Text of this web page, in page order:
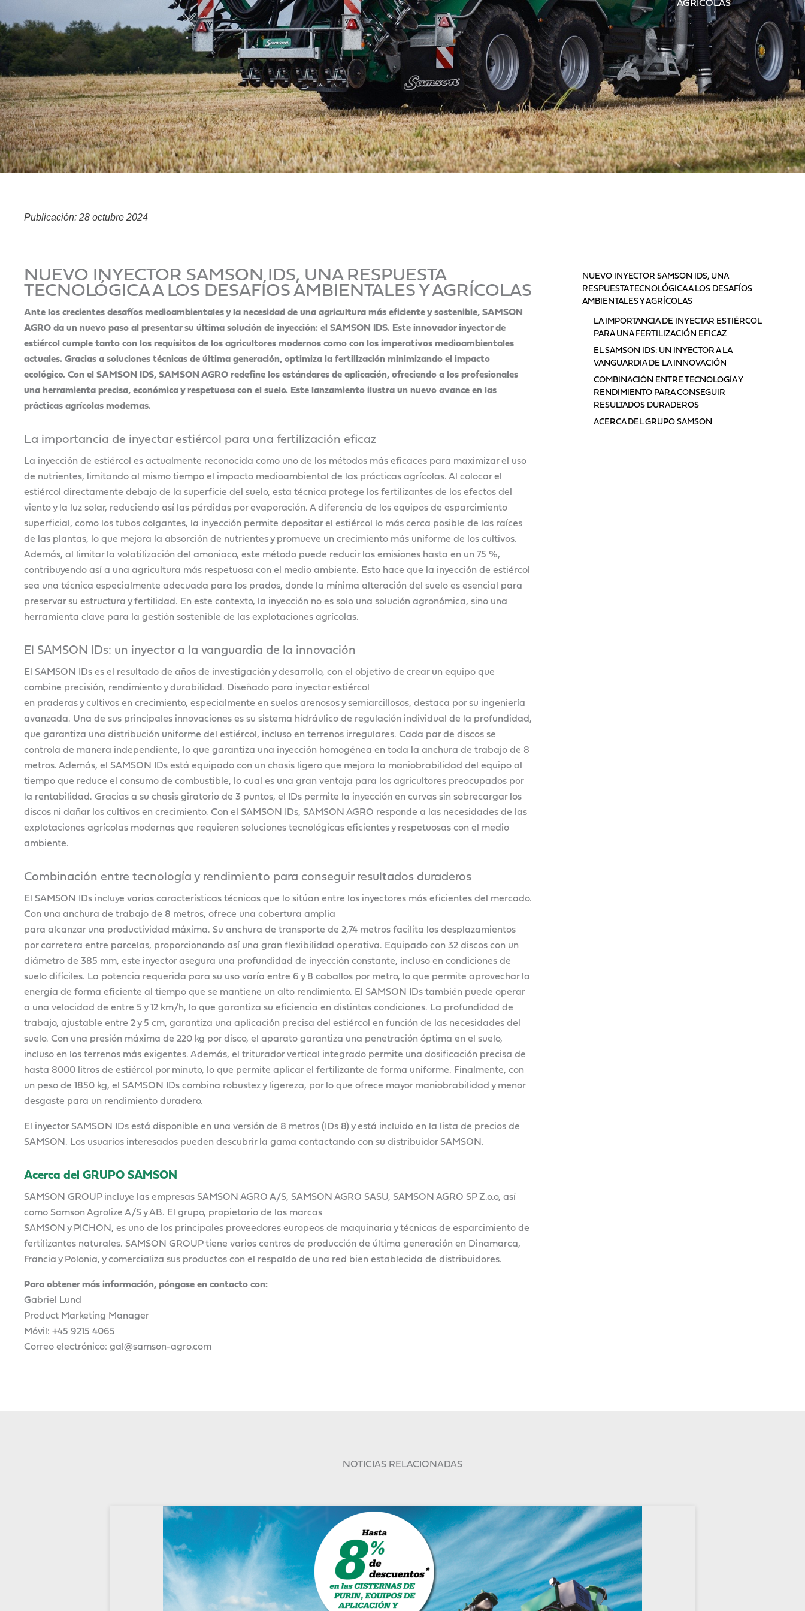
AGRÍCOLAS
Publicación: 28 octubre 2024
NUEVO INYECTOR SAMSON IDS, UNA RESPUESTA
TECNOLÓGICA A LOS DESAFÍOS AMBIENTALES Y AGRÍCOLAS
Ante los crecientes desafíos medioambientales y la necesidad de una agricultura más eficientey sostenible, SAMSON
AGRO da un nuevo paso al presentar su última solución de inyección: el SAMSON IDS. Este innovador inyector de
estiércol cumple tanto con los requisitos de los agricultores modernos como con los imperativos medioambientales
actuales. Gracias a soluciones técnicas de última generación, optimiza la fertilización minimizando el impacto
ecológico. Con el SAMSON IDS, SAMSON AGRO redefine los estándares de aplicación, ofreciendo a los profesionales
una herramienta precisa, económica y respetuosa con el suelo. Este lanzamiento ilustra un nuevo avance en las
prácticas agrícolas modernas.
La importancia de inyectar estiércol para una fertilización eficaz
La inyección de estiércol es actualmente reconocida como uno de los métodos más eficaces para maximizar el uso
de nutrientes, limitando al mismo tiempo el impacto medioambiental de las prácticas agrícolas. Al colocar el
estiércol directamente debajo de la superficie del suelo, esta técnica protege los fertilizantes de los efectos del
viento y la luz solar, reduciendo así las pérdidas por evaporación. A diferencia de los equipos de esparcimiento
superficial, como los tubos colgantes, la inyección permite depositar el estiércol lo más cerca posible de las raíces
de las plantas, lo que mejora la absorción de nutrientes y promueve un crecimiento más uniforme de los cultivos.
Además, al limitar la volatilización del amoniaco, este método puede reducir las emisiones hasta en un 75 %,
contribuyendo así a una agricultura más respetuosa con el medio ambiente. Esto hace que la inyección de estiércol
sea una técnica especialmente adecuada para los prados, donde la mínima alteración del suelo es esencial para
preservar su estructura y fertilidad. En este contexto, la inyección no es solo una solución agronómica, sino una
herramienta clave para la gestión sostenible de las explotaciones agrícolas.
El SAMSON IDs: un inyector a la vanguardia de la innovación
El SAMSON IDs es el resultado de años de investigación y desarrollo, con el objetivo de crear un equipo que
combine precisión, rendimiento y durabilidad. Diseñado para inyectar estiércol
en praderas y cultivos en crecimiento, especialmente en suelos arenosos y semiarcillosos, destaca por su ingeniería
avanzada. Una de sus principales innovaciones es su sistema hidráulico de regulación individual de la profundidad,
que garantiza una distribución uniforme del estiércol, incluso en terrenos irregulares. Cada par de discos se
controla de manera independiente, lo que garantiza una inyección homogénea en toda la anchura de trabajo de 8
metros. Además, el SAMSON IDs está equipado con un chasis ligero que mejora la maniobrabilidad del equipo al
tiempo que reduce el consumo de combustible, lo cual es una gran ventaja para los agricultores preocupados por
la rentabilidad. Gracias a su chasis giratorio de 3 puntos, el IDs permite la inyección en curvas sin sobrecargar los
discos ni dañar los cultivos en crecimiento. Con el SAMSON IDs, SAMSON AGRO responde a las necesidades de las
explotaciones agrícolas modernas que requieren soluciones tecnológicas eficientes y respetuosas con el medio
ambiente.
Combinación entre tecnología y rendimiento para conseguir resultados duraderos
El SAMSON IDs incluye varias características técnicas que lo sitúan entre los inyectores más eficientes del mercado.
Con una anchura de trabajo de 8 metros, ofrece una cobertura amplia
para alcanzar una productividad máxima. Su anchura de transporte de 2,74 metros facilita los desplazamientos
por carretera entre parcelas, proporcionando así una gran flexibilidad operativa. Equipado con 32 discos con un
diámetro de 385 mm, este inyector asegura una profundidad de inyección constante, incluso en condiciones de
suelo difíciles. La potencia requerida para su uso varía entre 6 y 8 caballos por metro, lo que permite aprovechar la
energía de forma eficiente al tiempo que se mantiene un alto rendimiento. El SAMSON IDs también puede operar
a una velocidad de entre 5 y 12 km/h, lo que garantiza su eficiencia en distintas condiciones. La profundidad de
trabajo, ajustable entre 2 y 5 cm, garantiza una aplicación precisa del estiércol en función de las necesidades del
suelo. Con una presión máxima de 220 kg por disco, el aparato garantiza una penetración óptima en el suelo,
incluso en los terrenos más exigentes. Además, el triturador vertical integrado permite una dosificación precisa de
hasta 8000 litros de estiércol por minuto, lo que permite aplicar el fertilizante de forma uniforme. Finalmente, con
un peso de 1850 kg, el SAMSON IDs combina robustez y ligereza, por lo que ofrece mayor maniobrabilidad y menor
desgaste para un rendimiento duradero.
El inyector SAMSON IDs está disponible en una versión de 8 metros (IDs 8) y está incluido en la lista de precios de
SAMSON. Los usuarios interesados pueden descubrir la gama contactando con su distribuidor SAMSON.
Acerca del GRUPO SAMSON
SAMSON GROUP incluye las empresas SAMSON AGRO A/S, SAMSON AGRO SASU, SAMSON AGRO SP Z.o.o, así
como Samson Agrolize A/S y AB. El grupo, propietario de las marcas
SAMSON y PICHON, es uno de los principales proveedores europeos de maquinaria y técnicas de esparcimiento de
fertilizantes naturales. SAMSON GROUP tiene varios centros de producción de última generación en Dinamarca,
Francia y Polonia, y comercializa sus productos con el respaldo de una red bien establecida de distribuidores.
Para obtener más información, póngase en contacto con:
Gabriel Lund
Product Marketing Manager
Móvil: +45 9215 4065
Correo electrónico: gal@samson-agro.com
NUEVO INYECTOR SAMSON IDS, UNA
RESPUESTA TECNOLÓGICA A LOS DESAFÍOS
AMBIENTALES Y AGRÍCOLAS
LA IMPORTANCIA DE INYECTAR ESTIÉRCOL
PARA UNA FERTILIZACIÓN EFICAZ
EL SAMSON IDS: UN INYECTOR A LA
VANGUARDIA DE LA INNOVACIÓN
COMBINACIÓN ENTRE TECNOLOGÍA Y
RENDIMIENTO PARA CONSEGUIR
RESULTADOS DURADEROS
ACERCA DEL GRUPO SAMSON
NOTICIAS RELACIONADAS